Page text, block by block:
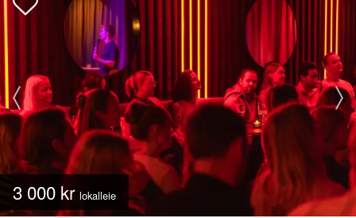
3 000 kr lokalleie